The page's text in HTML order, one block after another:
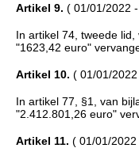
Artikel 9. ( 01/01/2022
In artikel 74, tweede
"1623,42 euro"
Artikel 10. ( 01/01/
In artikel 77, §1, van
"2.412.801,26 euro"
Artikel 11. ( 01/01/2022